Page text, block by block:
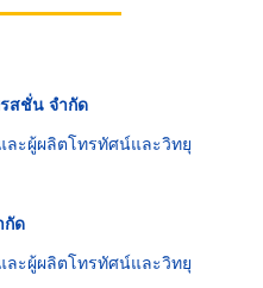
สชั่น จำกัด
ละผู้ผลิตโทรทัศน์และวิทยุ
กัด
ละผู้ผลิตโทรทัศน์และวิทยุ